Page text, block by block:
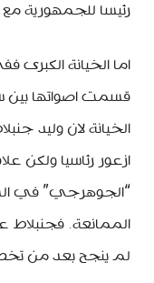
رئيسا للجمهورية مع
اما الخيانة الكبرى
قسمت اصواتها بين
الخيانة لان وليد
ازعور رئاسيا ولكن
“الجوهرجي” في
الممانعة.
لم ينجح بعد من